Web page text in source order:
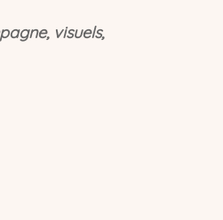
visuels,